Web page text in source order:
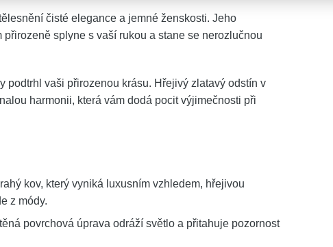
čisté elegance a jemné ženskosti. Jeho
splyne s vaší rukou a stane se nerozlučnou
podtrhl vaši přirozenou krásu. Hřejivý zlatavý odstín v
harmonii, která vám dodá pocit výjimečnosti při
kov, který vyniká luxusním vzhledem, hřejivou
z módy.
povrchová úprava odráží světlo a přitahuje pozornost